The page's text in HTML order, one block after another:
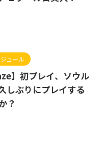
ュール
】初プレイ、ソウル
しぶりにプレイする
？